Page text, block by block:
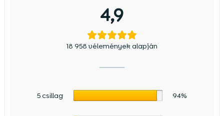
4,9
18 958 vélemények alapján
5 csillag 94%